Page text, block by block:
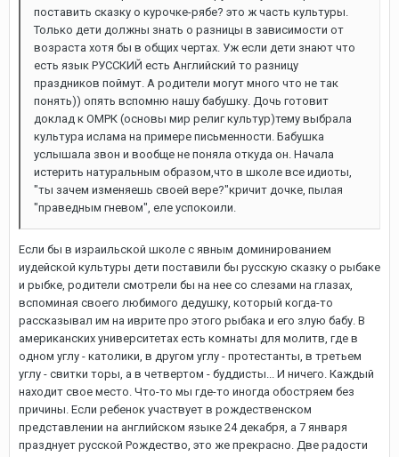
поставить сказку о курочке-рябе? это ж часть культуры.
Только дети должны знать о разницы в зависимости от
возраста хотя бы в общих чертах. Уж если дети знают что
есть язык РУССКИЙ есть Английский то разницу
праздников поймут. А родители могут много что не так
понять)) опять вспомню нашу бабушку. Дочь готовит
доклад к ОМРК (основы мир религ культур)тему выбрала
культура ислама на примере письменности. Бабушка
услышала звон и вообще не поняла откуда он. Начала
истерить натуральным образом,что в школе все идиоты,
"ты зачем изменяешь своей вере?"кричит дочке, пылая
"праведным гневом", еле успокоили.
Если бы в израильской школе с явным доминированием
иудейской культуры дети поставили бы русскую сказку о рыбаке
и рыбке, родители смотрели бы на нее со слезами на глазах,
вспоминая своего любимого дедушку, который когда-то
рассказывал им на иврите про этого рыбака и его злую бабу. В
американских университетах есть комнаты для молитв, где в
одном углу - католики, в другом углу - протестанты, в третьем
углу - свитки торы, а в четвертом - буддисты... И ничего. Каждый
находит свое место. Что-то мы где-то иногда обостряем без
причины. Если ребенок участвует в рождественском
представлении на английском языке 24 декабря, а 7 января
празднует русской Рождество, это же прекрасно. Две радости